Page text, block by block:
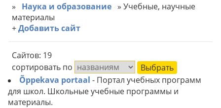
» Наука и образование » Учебные, научные
материалы
+Добавить сайт
Сайтов: 19
сортировать по
Õppekava portaal - Портал учебных программ
для школ. Школьные учебные программы и
материалы.